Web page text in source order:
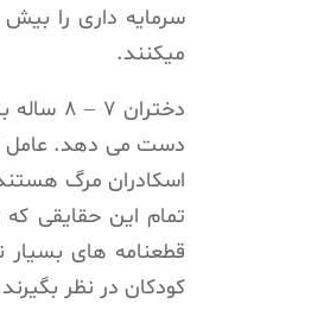
سرمایه داری را
میکنند.
دست می دهد. عامل
اسکادران مرگ
تمام این حقایقی
قطعنامه های
کودکان در نظر